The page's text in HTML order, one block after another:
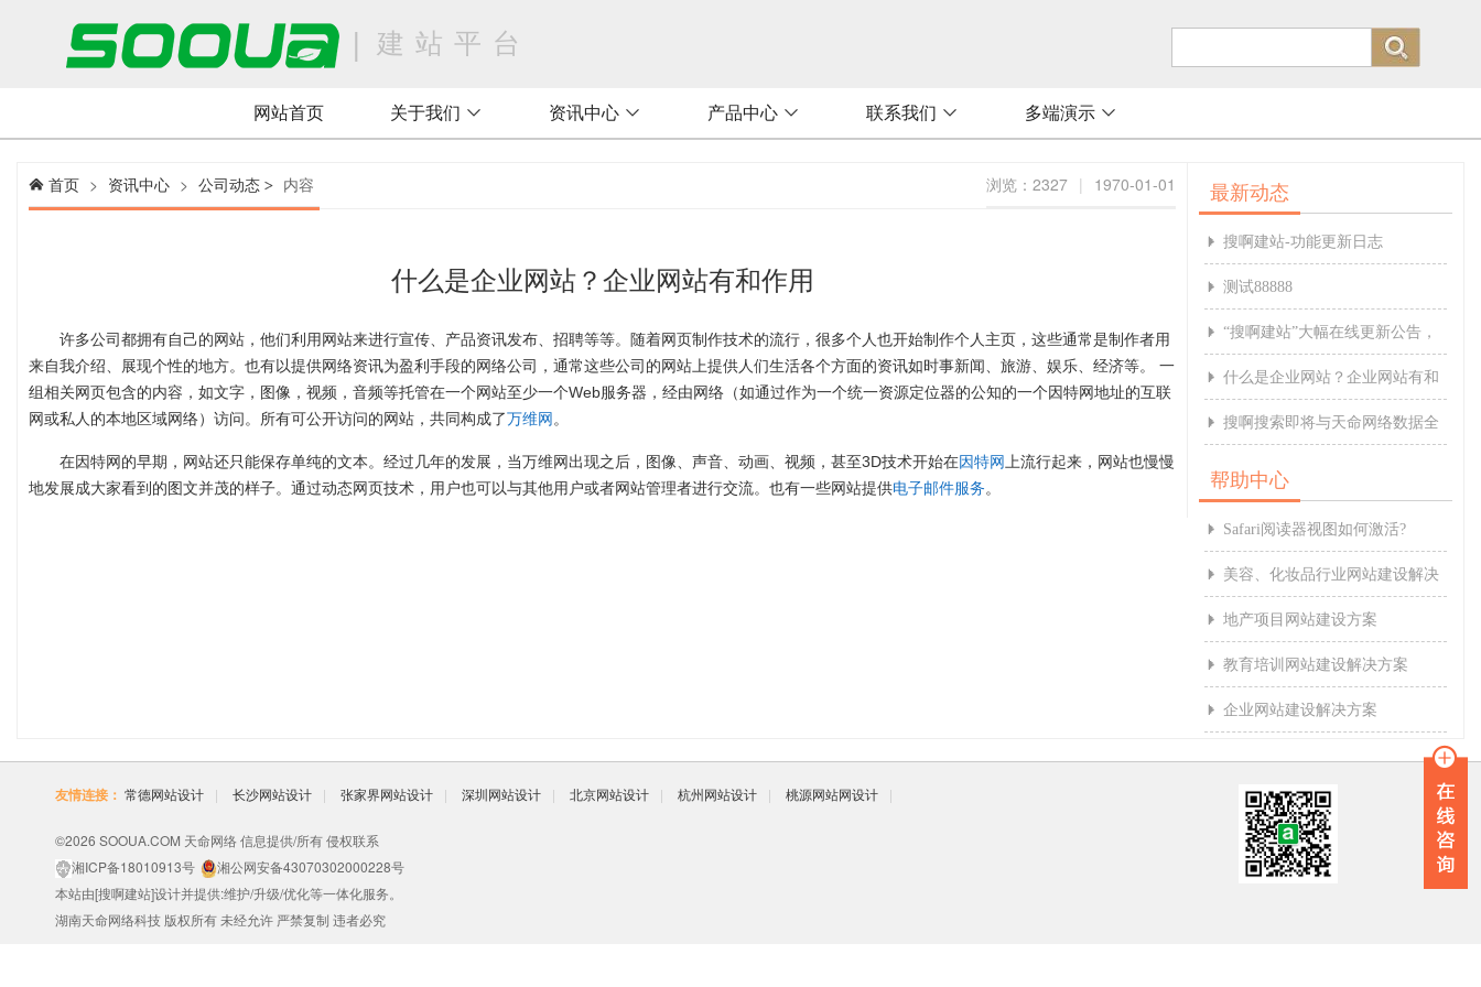
| 建站平台
网站首页 关于我们  资讯中心  产品中心  联系我们  多端演示 
 首页 > 资讯中心 > 公司动态 > 内容 浏览：2327 | 1970-01-01
什么是企业网站？企业网站有和作用
许多公司都拥有自己的网站，他们利用网站来进行宣传、产品资讯发布、招聘等等。随着网页制作技术的流行，很多个人也开始制作个人主页，这些通常是制作者用
来自我介绍、展现个性的地方。也有以提供网络资讯为盈利手段的网络公司，通常这些公司的网站上提供人们生活各个方面的资讯如时事新闻、旅游、娱乐、经济等。 一
组相关网页包含的内容，如文字，图像，视频，音频等托管在一个网站至少一个Web服务器，经由网络（如通过作为一个统一资源定位器的公知的一个因特网地址的互联
网或私人的本地区域网络）访问。所有可公开访问的网站，共同构成了万维网 。
在因特网的早期，网站还只能保存单纯的文本。经过几年的发展，当万维网出现之后，图像、声音、动画、视频，甚至3D技术开始在因特网 上流行起来，网站也慢慢
地发展成大家看到的图文并茂的样子。通过动态网页技术，用户也可以与其他用户或者网站管理者进行交流。也有一些网站提供电子邮件服务。
最新动态
 搜啊建站-功能更新日志
 测试88888
 “搜啊建站”大幅在线更新公告，
请各网站主提前做好准备。
 什么是企业网站？企业网站有和
作用
 搜啊搜索即将与天命网络数据全
面打通
帮助中心
 Safari阅读器视图如何激活?
 美容、化妆品行业网站建设解决
方案
 地产项目网站建设方案
 教育培训网站建设解决方案
 企业网站建设解决方案
友情连接： 常德网站设计 | 长沙网站设计 | 张家界网站设计 | 深圳网站设计 | 北京网站设计 | 杭州网站设计 | 桃源网站网设计 |
©2026 SOOUA.COM 天命网络 信息提供/所有侵权联系
湘ICP备18010913号
湘公网安备43070302000228号
本站由[搜啊建站]设计并提供:维护/升级/优化等一体化服务。
湖南天命网络科技 版权所有 未经允许 严禁复制 违者必究